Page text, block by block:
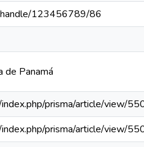
handle/123456789/86
de Panamá
prisma/article/view/
prisma/article/view/